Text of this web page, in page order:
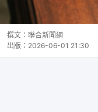
撰文： 聯合新聞網
出版： 2026-06-01 21:30